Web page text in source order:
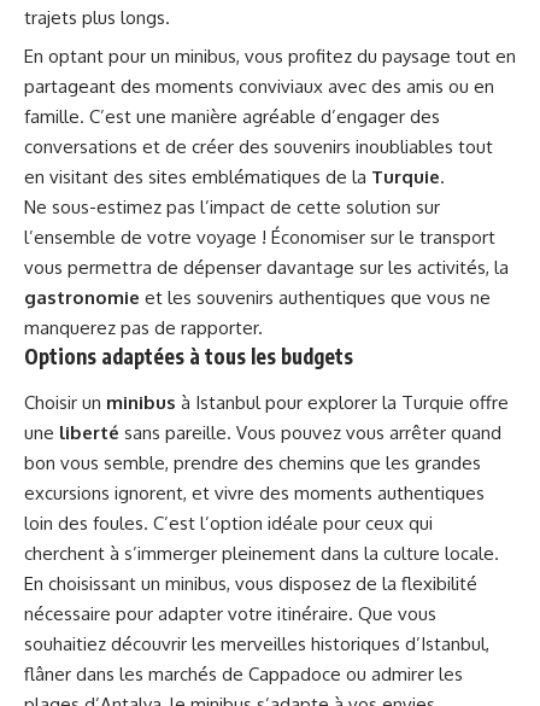
trajets plus longs.
En optant pour un minibus, vous profitez du paysage tout en
partageant des moments conviviaux avec des amis ou en
famille. C’est une manière agréable d’engager des
conversations et de créer des souvenirs inoubliables tout
en visitant des sites emblématiques de la Turquie.
Ne sous-estimez pas l’impact de cette solution sur
l’ensemble de votre voyage ! Économiser sur le transport
vous permettra de dépenser davantage sur les activités, la
gastronomie et les souvenirs authentiques que vous ne
manquerez pas de rapporter.
Options adaptées à tous les budgets
Choisir un minibus à Istanbul pour explorer la Turquie offre
une liberté sans pareille. Vous pouvez vous arrêter quand
bon vous semble, prendre des chemins que les grandes
excursions ignorent, et vivre des moments authentiques
loin des foules. C’est l’option idéale pour ceux qui
cherchent à s’immerger pleinement dans la culture locale.
En choisissant un minibus, vous disposez de la flexibilité
nécessaire pour adapter votre itinéraire. Que vous
souhaitiez découvrir les merveilles historiques d’Istanbul,
flâner dans les marchés de Cappadoce ou admirer les